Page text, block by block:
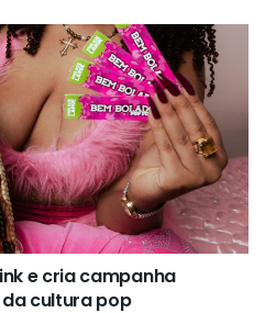
e cria campanha
cultura pop